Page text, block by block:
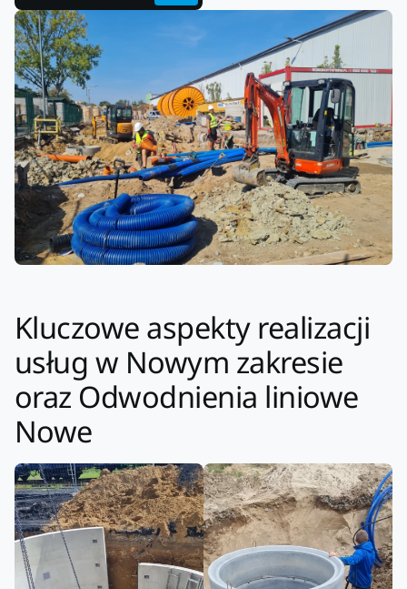
Kluczowe aspekty realizacji
usług w Nowym zakresie
oraz Odwodnienia liniowe
Nowe